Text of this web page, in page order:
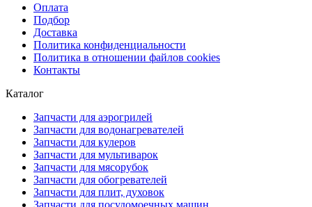
Оплата
Подбор
Доставка
Политика конфиденциальности
Политика в отношении файлов cookies
Контакты
Каталог
Запчасти для аэрогрилей
Запчасти для водонагревателей
Запчасти для кулеров
Запчасти для мультиварок
Запчасти для мясорубок
Запчасти для обогревателей
Запчасти для плит, духовок
Запчасти для посудомоечных машин